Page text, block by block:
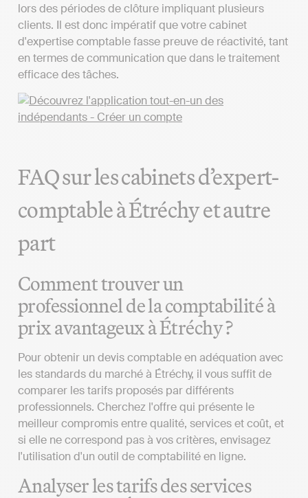
lors des périodes de clôture impliquant plusieurs
clients. Il est donc impératif que votre cabinet
d'expertise comptable fasse preuve de réactivité, tant
en termes de communication que dans le traitement
efficace des tâches.
FAQ sur les cabinets d’expert-
comptable à Étréchy et autre
part
Comment trouver un
professionnel de la comptabilité à
prix avantageux à Étréchy ?
Pour obtenir un devis comptable en adéquation avec
les standards du marché à Étréchy, il vous suffit de
comparer les tarifs proposés par différents
professionnels. Cherchez l'offre qui présente le
meilleur compromis entre qualité, services et coût, et
si elle ne correspond pas à vos critères, envisagez
l'utilisation d'un outil de comptabilité en ligne.
Analyser les tarifs des services